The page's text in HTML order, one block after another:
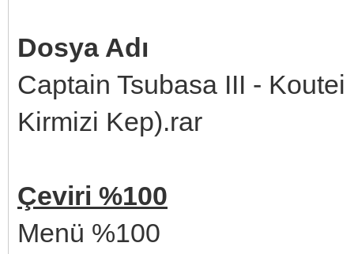
Dosya Adı
Captain Tsubasa III -
Kirmizi Kep).rar
Çeviri %100
Menü %100